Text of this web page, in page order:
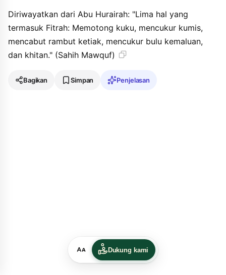
Diriwayatkan dari Abu Hurairah: "Lima hal yang
termasuk Fitrah: Memotong kuku, mencukur kumis,
mencabut rambut ketiak, mencukur bulu kemaluan,
dan khitan." (Sahih Mawquf)
Bagikan Simpan Penjelasan
Dukung kami